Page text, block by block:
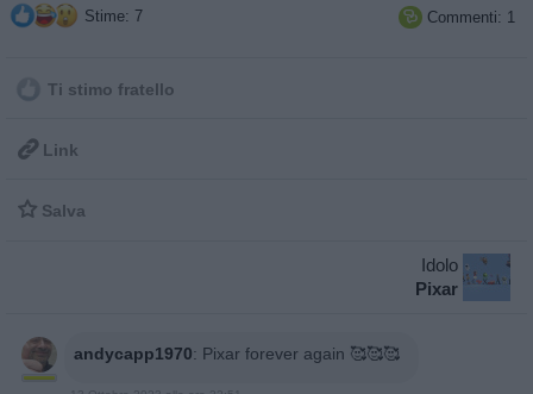
Stime: 7  Commenti: 1
Ti stimo fratello
 Link
 Salva
Idolo
Pixar
andycapp1970: Pixar forever again 🥰🥰🥰